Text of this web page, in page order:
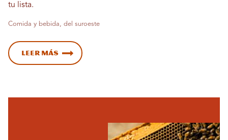
tu lista.
Comida y bebida, del suroeste
Leer más